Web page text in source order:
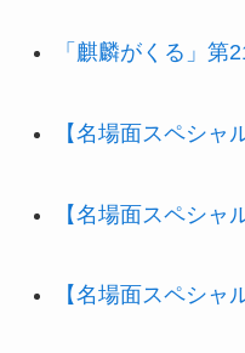
「麒麟がくる」第
【名場面スペシャ
【名場面スペシャ
【名場面スペシャ